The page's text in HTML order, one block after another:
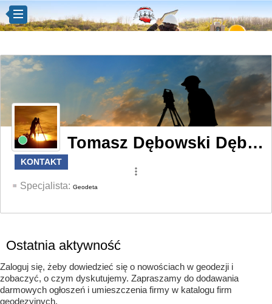
KONTAKT
Tomasz Dębowski Dębowski
more_vert
Specjalista: Geodeta
Ostatnia aktywność
Zaloguj się, żeby dowiedzieć się o nowościach w geodezji i
zobaczyć, o czym dyskutujemy. Zapraszamy do dodawania
darmowych ogłoszeń i umieszczenia firmy w katalogu firm
geodezyjnych.